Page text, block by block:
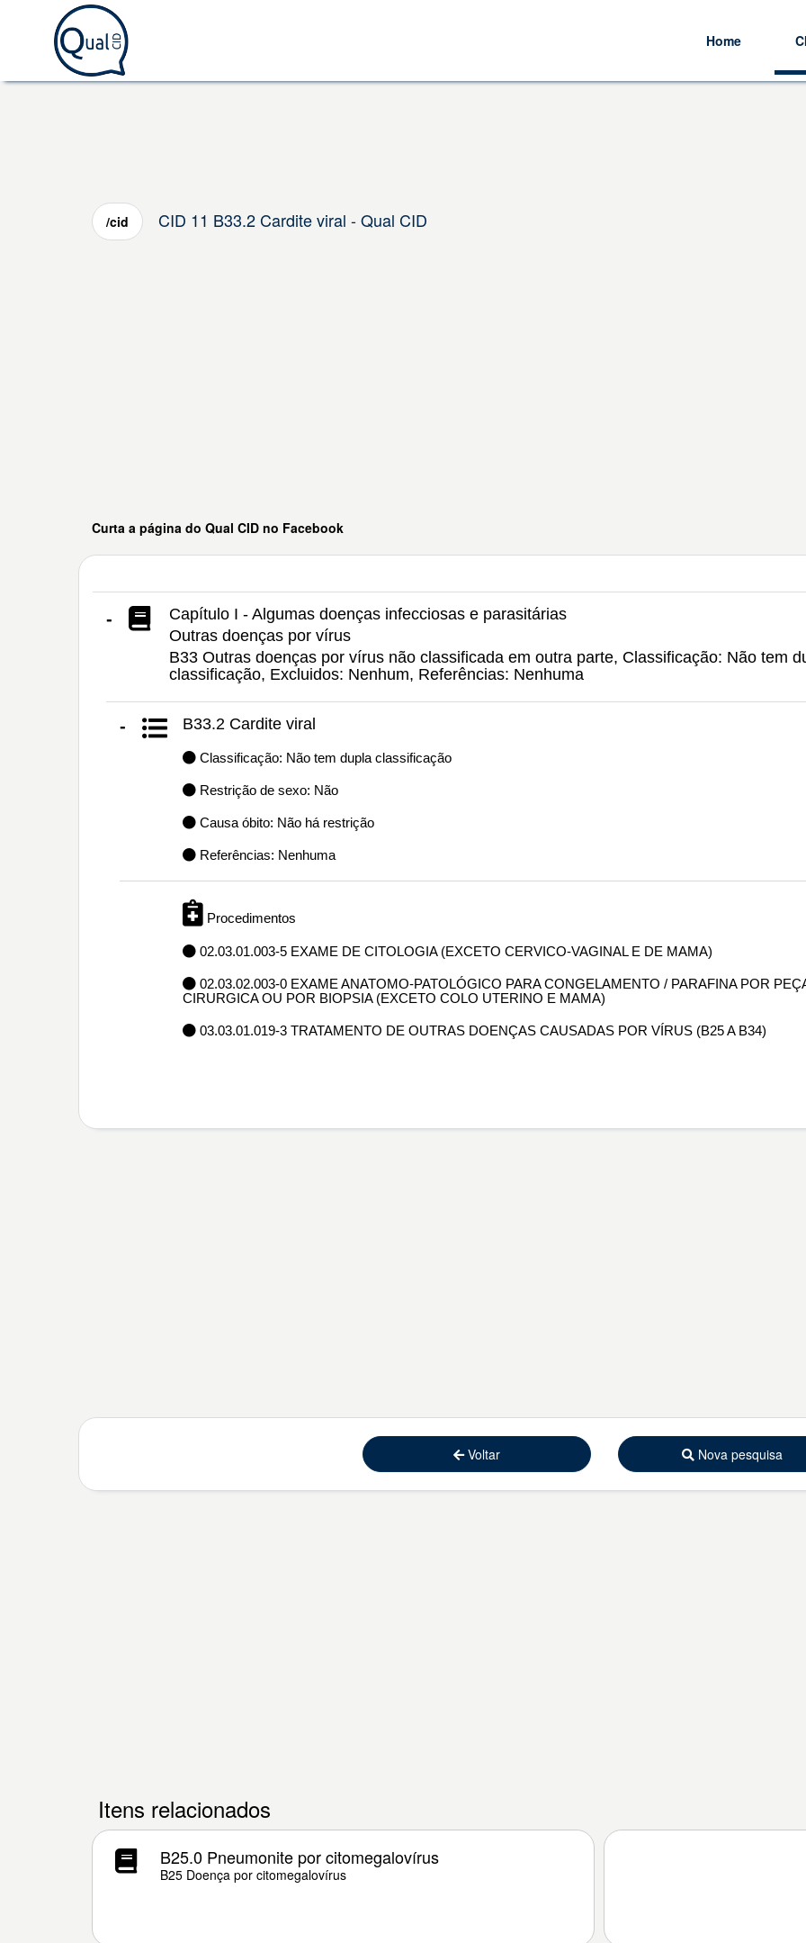
Home
/cid CID 11 B33.2 Cardite viral - Qual CID
Curta a página do Qual CID no Facebook
-
Capítulo I - Algumas doenças infecciosas e parasitárias
Outras doenças por vírus
B33 Outras doenças por vírus não classificada em outra parte, Classificação: Não tem
classificação, Excluidos: Nenhum, Referências: Nenhuma
- B33.2 Cardite viral
Classificação: Não tem dupla classificação
Restrição de sexo: Não
Causa óbito: Não há restrição
Referências: Nenhuma
Procedimentos
02.03.01.003-5 EXAME DE CITOLOGIA (EXCETO CERVICO-VAGINAL E DE MAMA)
02.03.02.003-0 EXAME ANATOMO-PATOLÓGICO PARA CONGELAMENTO / PARAFINA POR
CIRURGICA OU POR BIOPSIA (EXCETO COLO UTERINO E MAMA)
03.03.01.019-3 TRATAMENTO DE OUTRAS DOENÇAS CAUSADAS POR VÍRUS (B25 A B34)
Voltar Nova pesquisa
Itens relacionados
B25.0 Pneumonite por citomegalovírus
B25 Doença por citomegalovírus